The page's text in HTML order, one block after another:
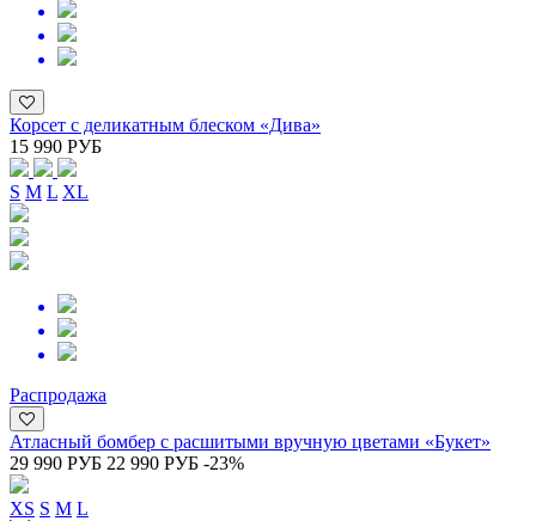
Корсет с деликатным блеском «Дива»
15 990 РУБ
S M L XL
Распродажа
Атласный бомбер с расшитыми вручную цветами «Букет»
29 990 РУБ 22 990 РУБ -23%
XS S M L